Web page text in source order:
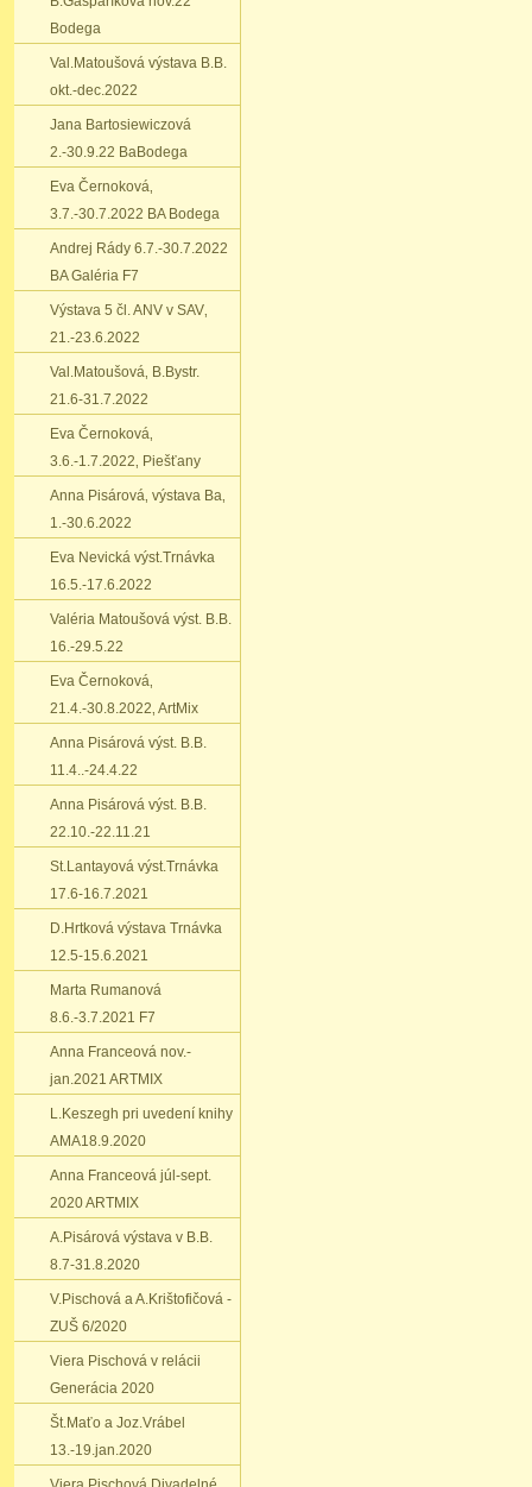
Bodega
Val.Matoušová výstava B.B.
okt.-dec.2022
Jana Bartosiewiczová
2.-30.9.22 BaBodega
Eva Černoková‚
3.7.-30.7.2022 BA Bodega
Andrej Rády 6.7.-30.7.2022
BA Galéria F7
Výstava 5 čl. ANV v SAV‚
21.-23.6.2022
Val.Matoušová‚ B.Bystr.
21.6-31.7.2022
Eva Černoková‚
3.6.-1.7.2022‚ Piešťany
Anna Pisárová‚ výstava Ba‚
1.-30.6.2022
Eva Nevická výst.Trnávka
16.5.-17.6.2022
Valéria Matoušová výst. B.B.
16.-29.5.22
Eva Černoková‚
21.4.-30.8.2022‚ ArtMix
Anna Pisárová výst. B.B.
11.4..-24.4.22
Anna Pisárová výst. B.B.
22.10.-22.11.21
St.Lantayová výst.Trnávka
17.6-16.7.2021
D.Hrtková výstava Trnávka
12.5-15.6.2021
Marta Rumanová
8.6.-3.7.2021 F7
Anna Franceová nov.-
jan.2021 ARTMIX
L.Keszegh pri uvedení knihy
AMA18.9.2020
Anna Franceová júl-sept.
2020 ARTMIX
A.Pisárová výstava v B.B.
8.7-31.8.2020
V.Pischová a A.Krištofičová -
ZUŠ 6/2020
Viera Pischová v relácii
Generácia 2020
Št.Maťo a Joz.Vrábel
13.-19.jan.2020